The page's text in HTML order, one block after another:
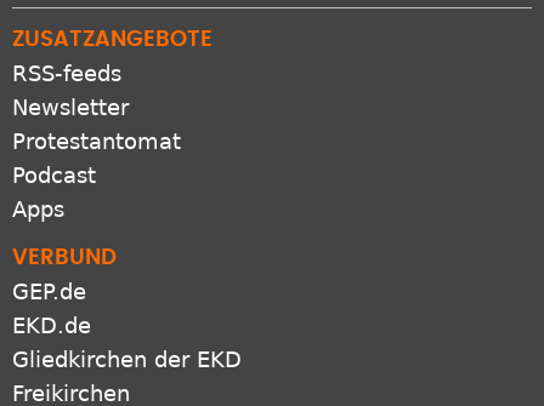
RSS-feeds
Newsletter
Protestantomat
Podcast
Apps
GEP.de
EKD.de
Gliedkirchen der EKD
Freikirchen